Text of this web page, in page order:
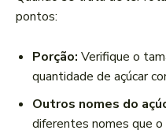
pontos:
Porção: Verifique o
quantidade de açúcar
Outros nomes do
diferentes nomes que